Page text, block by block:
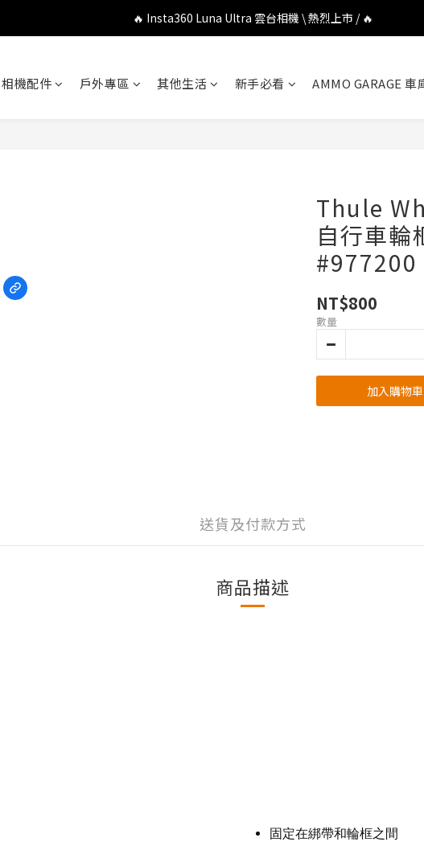
🔥 DJI OSMO POCKET 4P 口袋相機 \ 熱烈上市 / 🔥
🔥 Insta360 Luna Ultra 雲台相機 \ 熱烈上市 / 🔥
🔥 DJI OSMO POCKET 4P 口袋相機 \ 熱烈上市 / 🔥
相機配件 戶外專區 其他生活 新手必看 AMMO GARAGE 車
Thule
自行車輪
#977200
NT$800
數量
加入購物車
送貨及付款方式
商品描述
固定在綁帶和輪框之間